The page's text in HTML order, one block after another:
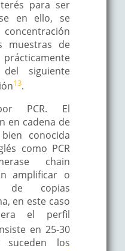
para ser
en ello, se
muestras de
siguiente
13.
PCR. El
en cadena de
conocida
como PCR
chain
amplificar o
de copias
en este caso
el perfil
en 25-30
los